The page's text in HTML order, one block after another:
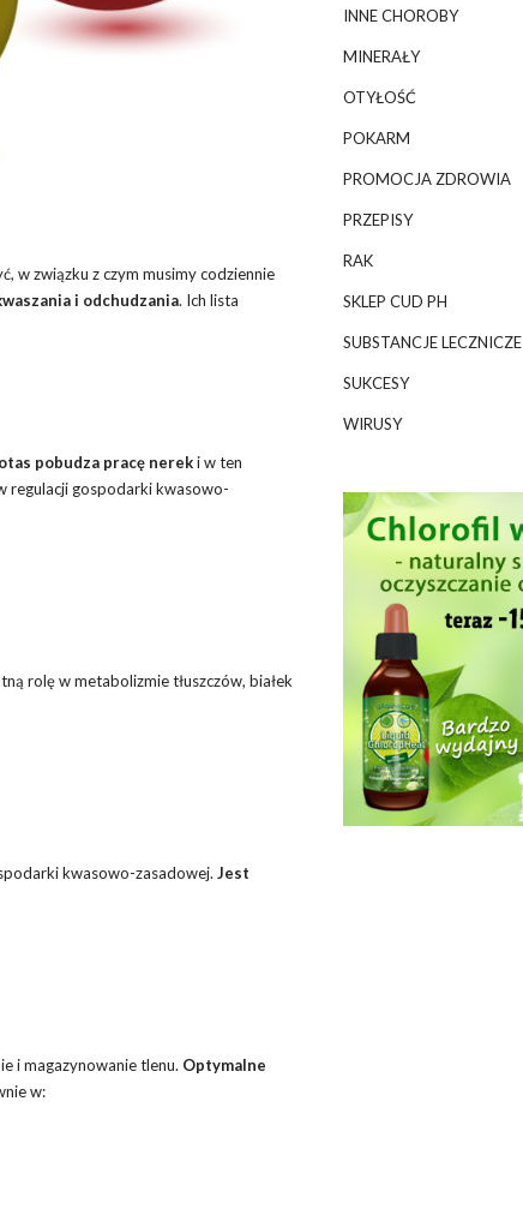
w związku z czym musimy codziennie
i odchudzania. Ich lista
pobudza pracę nereki w ten
regulacji gospodarki kwasowo-
rolę w metabolizmie tłuszczów, białek
kwasowo-zasadowej. Jest
i magazynowanie tlenu. Optymalne
w:
INNE CHOROBY
MINERAŁY
OTYŁOŚĆ
POKARM
PROMOCJA ZDROWIA
PRZEPISY
RAK
SKLEP CUD PH
SUBSTANCJE LECZNICZE
SUKCESY
WIRUSY